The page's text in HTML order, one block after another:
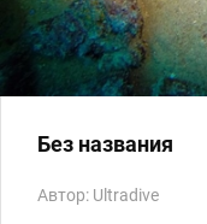
Без названия
Автор: Ultradive